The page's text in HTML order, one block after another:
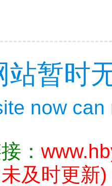
站暂时
now
：
及时更新)